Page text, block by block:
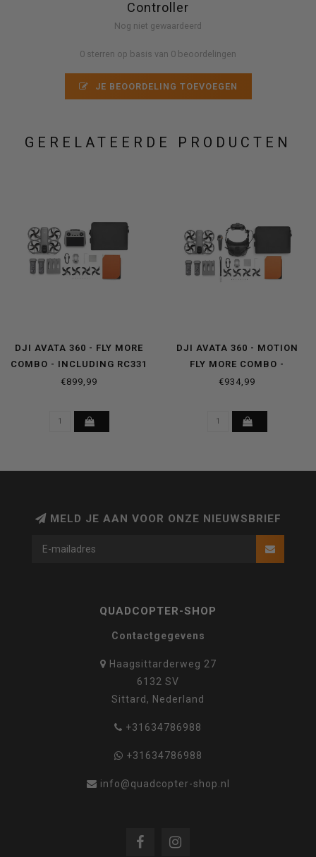
Controller
Nog niet gewaardeerd
0 sterren op basis van 0 beoordelingen
JE BEOORDELING TOEVOEGEN
GERELATEERDE PRODUCTEN
DJI AVATA 360 - FLY MORE
COMBO - INCLUDING RC331
SMART CONTROLLER
€899,99
DJI AVATA 360 - MOTION
FLY MORE COMBO -
INCLUDING RC MOTION 3 &
€934,99
MELD JE AAN VOOR ONZE NIEUWSBRIEF
QUADCOPTER-SHOP
Contactgegevens
Haagsittarderweg 27
6132 SV
Sittard, Nederland
+31634786988
+31634786988
info@quadcopter-shop.nl